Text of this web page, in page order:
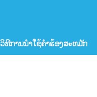
ວິທີການນໍາໃຊ້ຄໍາຮ້ອງສະຫມັກ